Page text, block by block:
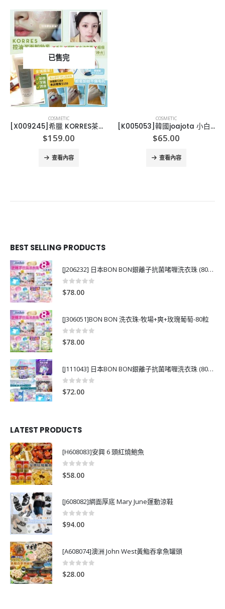
已售完
COSMETIC
[X009245]希臘 KORRES茶花3合1潔膚乳
$159.00
查看內容
COSMETIC
[K005053]韓國joajota 小白管氧氣洗面奶-2支
$65.00
查看內容
BEST SELLING PRODUCTS
[J206232] 日本BON BON銀離子抗菌啫喱洗衣珠 (80粒)
0out of 5
$78.00
[J306051]BON BON 洗衣珠-牧場+爽+玫瑰葡萄-80粒
0out of 5
$78.00
[J111043] 日本BON BON銀離子抗菌啫喱洗衣珠 (80粒)
0out of 5
$72.00
LATEST PRODUCTS
[H608083]安興 6 頭紅燒鮑魚
0
$58.00
[J608082]網面厚底 Mary June運動涼鞋
0 out of 5
$94.00
[A608074]澳洲 John West黃鮨吞拿魚罐頭
0 out of 5
$28.00